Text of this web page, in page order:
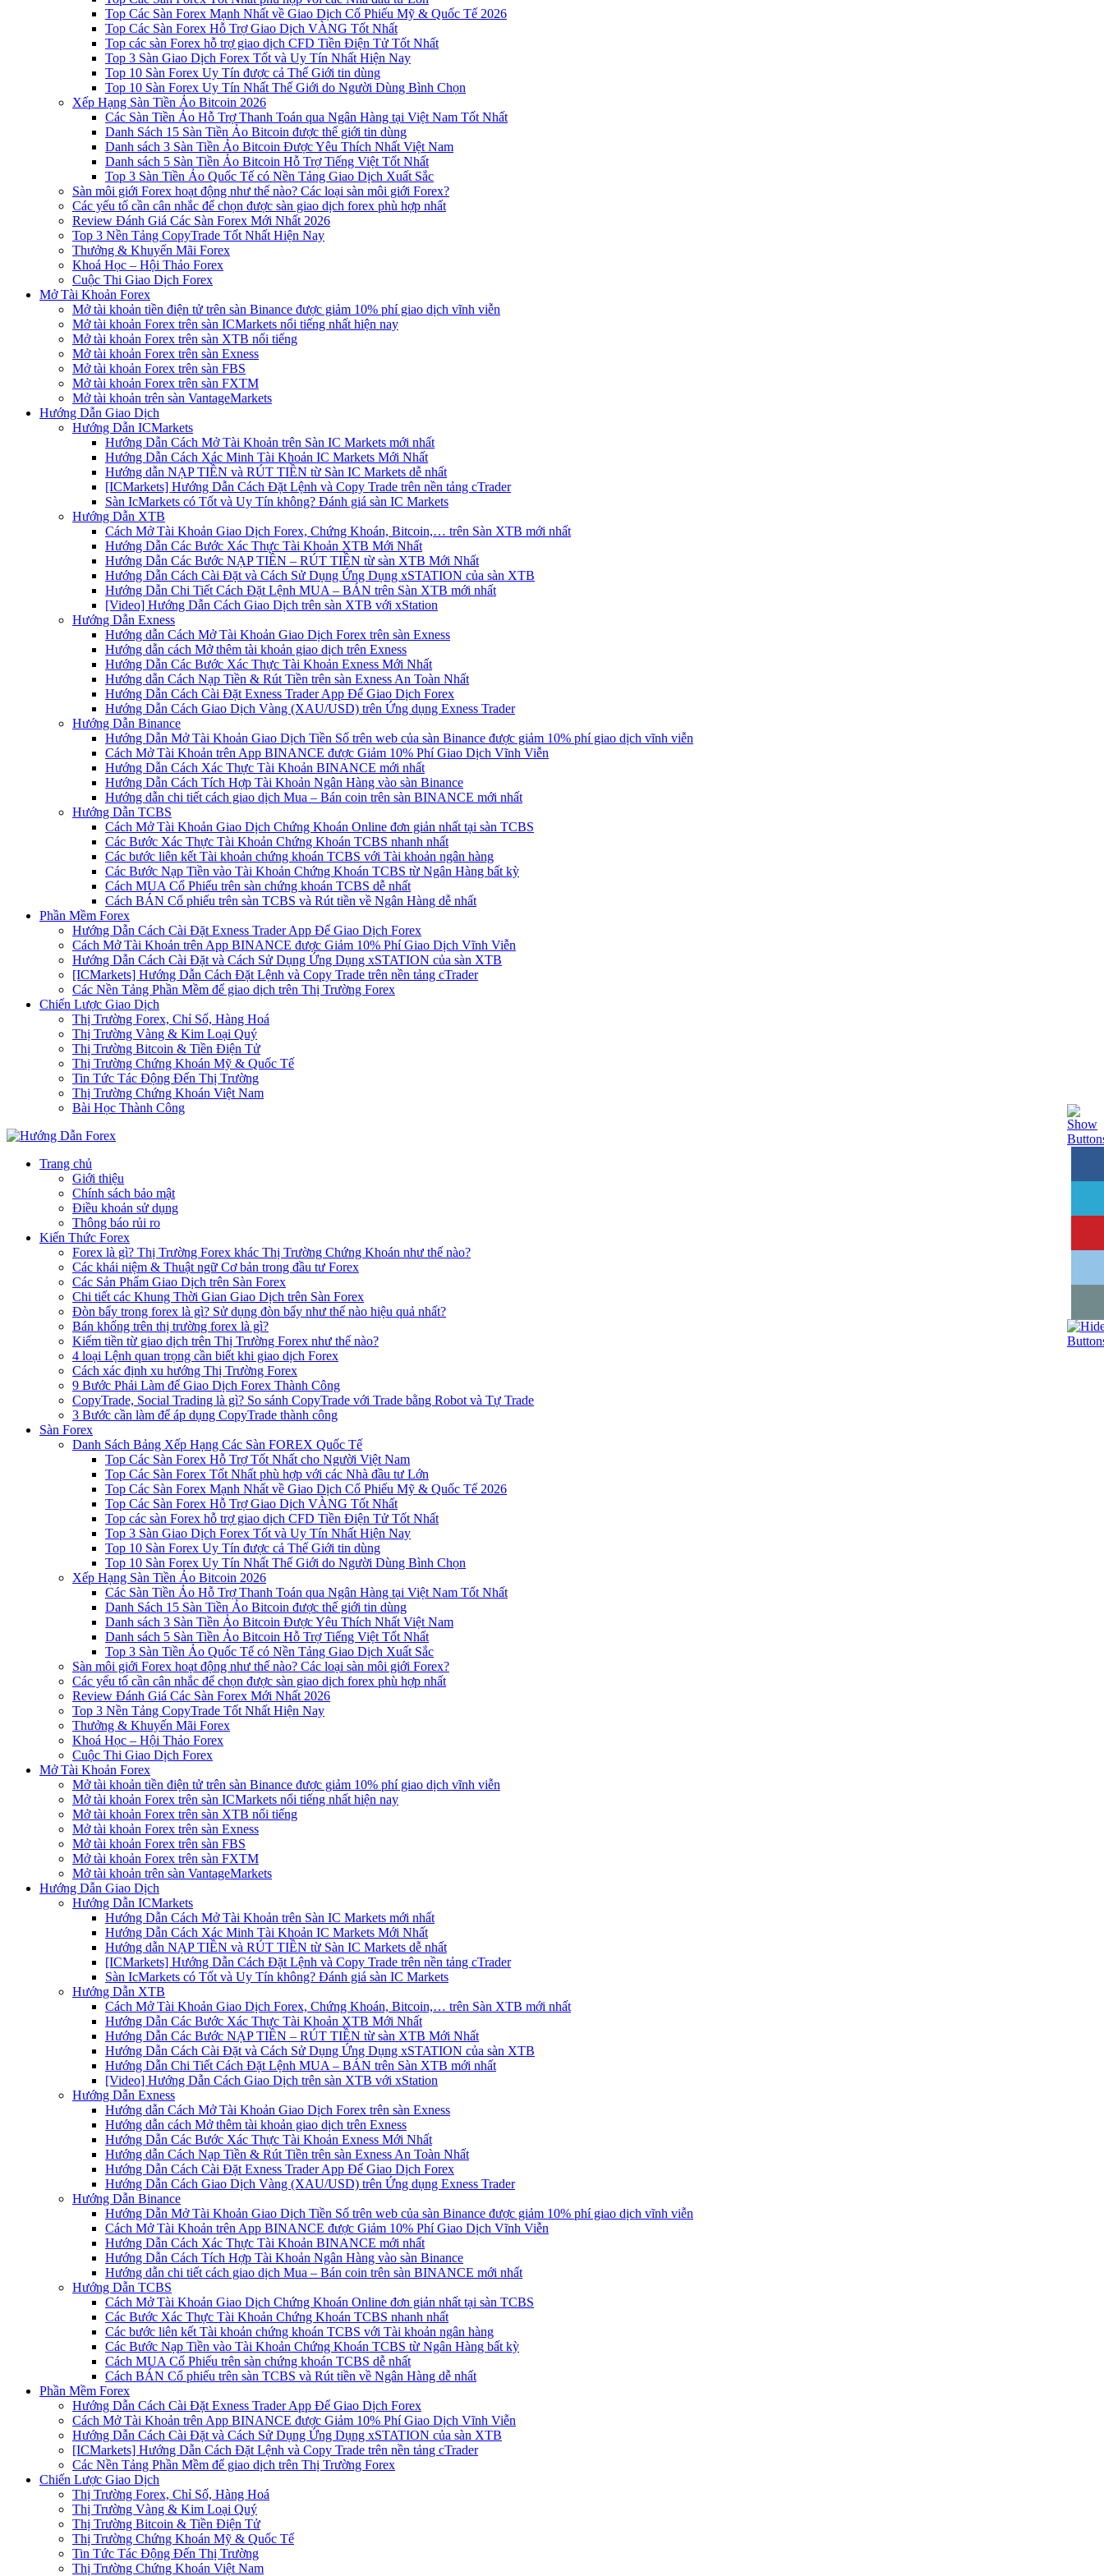
Top Các Sàn Forex Mạnh Nhất về Giao Dịch Cổ Phiếu Mỹ & Quốc Tế 2026
Top Các Sàn Forex Hỗ Trợ Giao Dịch VÀNG Tốt Nhất
Top các sàn Forex hỗ trợ giao dịch CFD Tiền Điện Tử Tốt Nhất
Top 3 Sàn Giao Dịch Forex Tốt và Uy Tín Nhất Hiện Nay
Top 10 Sàn Forex Uy Tín được cả Thế Giới tin dùng
Top 10 Sàn Forex Uy Tín Nhất Thế Giới do Người Dùng Bình Chọn
Xếp Hạng Sàn Tiền Ảo Bitcoin 2026
Các Sàn Tiền Ảo Hỗ Trợ Thanh Toán qua Ngân Hàng tại Việt Nam Tốt Nhất
Danh Sách 15 Sàn Tiền Ảo Bitcoin được thế giới tin dùng
Danh sách 3 Sàn Tiền Ảo Bitcoin Được Yêu Thích Nhất Việt Nam
Danh sách 5 Sàn Tiền Ảo Bitcoin Hỗ Trợ Tiếng Việt Tốt Nhất
Top 3 Sàn Tiền Ảo Quốc Tế có Nền Tảng Giao Dịch Xuất Sắc
Sàn môi giới Forex hoạt động như thế nào? Các loại sàn môi giới Forex?
Các yếu tố cần cân nhắc để chọn được sàn giao dịch forex phù hợp nhất
Review Đánh Giá Các Sàn Forex Mới Nhất 2026
Top 3 Nền Tảng CopyTrade Tốt Nhất Hiện Nay
Thưởng & Khuyến Mãi Forex
Khoá Học – Hội Thảo Forex
Cuộc Thi Giao Dịch Forex
Mở Tài Khoản Forex
Mở tài khoản tiền điện tử trên sàn Binance được giảm 10% phí giao dịch vĩnh viễn
Mở tài khoản Forex trên sàn ICMarkets nổi tiếng nhất hiện nay
Mở tài khoản Forex trên sàn XTB nổi tiếng
Mở tài khoản Forex trên sàn Exness
Mở tài khoản Forex trên sàn FBS
Mở tài khoản Forex trên sàn FXTM
Mở tài khoản trên sàn VantageMarkets
Hướng Dẫn Giao Dịch
Hướng Dẫn ICMarkets
Hướng Dẫn Cách Mở Tài Khoản trên Sàn IC Markets mới nhất
Hướng Dẫn Cách Xác Minh Tài Khoản IC Markets Mới Nhất
Hướng dẫn NẠP TIỀN và RÚT TIỀN từ Sàn IC Markets dễ nhất
[ICMarkets] Hướng Dẫn Cách Đặt Lệnh và Copy Trade trên nền tảng cTrader
Sàn IcMarkets có Tốt và Uy Tín không? Đánh giá sàn IC Markets
Hướng Dẫn XTB
Cách Mở Tài Khoản Giao Dịch Forex, Chứng Khoán, Bitcoin,… trên Sàn XTB mới nhất
Hướng Dẫn Các Bước Xác Thực Tài Khoản XTB Mới Nhất
Hướng Dẫn Các Bước NẠP TIỀN – RÚT TIỀN từ sàn XTB Mới Nhất
Hướng Dẫn Cách Cài Đặt và Cách Sử Dụng Ứng Dụng xSTATION của sàn XTB
Hướng Dẫn Chi Tiết Cách Đặt Lệnh MUA – BÁN trên Sàn XTB mới nhất
[Video] Hướng Dẫn Cách Giao Dịch trên sàn XTB với xStation
Hướng Dẫn Exness
Hướng dẫn Cách Mở Tài Khoản Giao Dịch Forex trên sàn Exness
Hướng dẫn cách Mở thêm tài khoản giao dịch trên Exness
Hướng Dẫn Các Bước Xác Thực Tài Khoản Exness Mới Nhất
Hướng dẫn Cách Nạp Tiền & Rút Tiền trên sàn Exness An Toàn Nhất
Hướng Dẫn Cách Cài Đặt Exness Trader App Để Giao Dịch Forex
Hướng Dẫn Cách Giao Dịch Vàng (XAU/USD) trên Ứng dụng Exness Trader
Hướng Dẫn Binance
Hướng Dẫn Mở Tài Khoản Giao Dịch Tiền Số trên web của sàn Binance được giảm 10% phí giao dịch vĩnh viễn
Cách Mở Tài Khoản trên App BINANCE được Giảm 10% Phí Giao Dịch Vĩnh Viễn
Hướng Dẫn Cách Xác Thực Tài Khoản BINANCE mới nhất
Hướng Dẫn Cách Tích Hợp Tài Khoản Ngân Hàng vào sàn Binance
Hướng dẫn chi tiết cách giao dịch Mua – Bán coin trên sàn BINANCE mới nhất
Hướng Dẫn TCBS
Cách Mở Tài Khoản Giao Dịch Chứng Khoán Online đơn giản nhất tại sàn TCBS
Các Bước Xác Thực Tài Khoản Chứng Khoán TCBS nhanh nhất
Các bước liên kết Tài khoản chứng khoán TCBS với Tài khoản ngân hàng
Các Bước Nạp Tiền vào Tài Khoản Chứng Khoán TCBS từ Ngân Hàng bất kỳ
Cách MUA Cổ Phiếu trên sàn chứng khoán TCBS dễ nhất
Cách BÁN Cổ phiếu trên sàn TCBS và Rút tiền về Ngân Hàng dễ nhất
Phần Mềm Forex
Hướng Dẫn Cách Cài Đặt Exness Trader App Để Giao Dịch Forex
Cách Mở Tài Khoản trên App BINANCE được Giảm 10% Phí Giao Dịch Vĩnh Viễn
Hướng Dẫn Cách Cài Đặt và Cách Sử Dụng Ứng Dụng xSTATION của sàn XTB
[ICMarkets] Hướng Dẫn Cách Đặt Lệnh và Copy Trade trên nền tảng cTrader
Các Nền Tảng Phần Mềm để giao dịch trên Thị Trường Forex
Chiến Lược Giao Dịch
Thị Trường Forex, Chỉ Số, Hàng Hoá
Thị Trường Vàng & Kim Loại Quý
Thị Trường Bitcoin & Tiền Điện Tử
Thị Trường Chứng Khoán Mỹ & Quốc Tế
Tin Tức Tác Động Đến Thị Trường
Thị Trường Chứng Khoán Việt Nam
Bài Học Thành Công
Trang chủ
Giới thiệu
Chính sách bảo mật
Điều khoản sử dụng
Thông báo rủi ro
Kiến Thức Forex
Forex là gì? Thị Trường Forex khác Thị Trường Chứng Khoán như thế nào?
Các khái niệm & Thuật ngữ Cơ bản trong đầu tư Forex
Các Sản Phẩm Giao Dịch trên Sàn Forex
Chi tiết các Khung Thời Gian Giao Dịch trên Sàn Forex
Đòn bẩy trong forex là gì? Sử dụng đòn bẩy như thế nào hiệu quả nhất?
Bán khống trên thị trường forex là gì?
Kiếm tiền từ giao dịch trên Thị Trường Forex như thế nào?
4 loại Lệnh quan trọng cần biết khi giao dịch Forex
Cách xác định xu hướng Thị Trường Forex
9 Bước Phải Làm để Giao Dịch Forex Thành Công
CopyTrade, Social Trading là gì? So sánh CopyTrade với Trade bằng Robot và Tự Trade
3 Bước cần làm để áp dụng CopyTrade thành công
Sàn Forex
Danh Sách Bảng Xếp Hạng Các Sàn FOREX Quốc Tế
Top Các Sàn Forex Hỗ Trợ Tốt Nhất cho Người Việt Nam
Top Các Sàn Forex Tốt Nhất phù hợp với các Nhà đầu tư Lớn
Top Các Sàn Forex Mạnh Nhất về Giao Dịch Cổ Phiếu Mỹ & Quốc Tế 2026
Top Các Sàn Forex Hỗ Trợ Giao Dịch VÀNG Tốt Nhất
Top các sàn Forex hỗ trợ giao dịch CFD Tiền Điện Tử Tốt Nhất
Top 3 Sàn Giao Dịch Forex Tốt và Uy Tín Nhất Hiện Nay
Top 10 Sàn Forex Uy Tín được cả Thế Giới tin dùng
Top 10 Sàn Forex Uy Tín Nhất Thế Giới do Người Dùng Bình Chọn
Xếp Hạng Sàn Tiền Ảo Bitcoin 2026
Các Sàn Tiền Ảo Hỗ Trợ Thanh Toán qua Ngân Hàng tại Việt Nam Tốt Nhất
Danh Sách 15 Sàn Tiền Ảo Bitcoin được thế giới tin dùng
Danh sách 3 Sàn Tiền Ảo Bitcoin Được Yêu Thích Nhất Việt Nam
Danh sách 5 Sàn Tiền Ảo Bitcoin Hỗ Trợ Tiếng Việt Tốt Nhất
Top 3 Sàn Tiền Ảo Quốc Tế có Nền Tảng Giao Dịch Xuất Sắc
Sàn môi giới Forex hoạt động như thế nào? Các loại sàn môi giới Forex?
Các yếu tố cần cân nhắc để chọn được sàn giao dịch forex phù hợp nhất
Review Đánh Giá Các Sàn Forex Mới Nhất 2026
Top 3 Nền Tảng CopyTrade Tốt Nhất Hiện Nay
Thưởng & Khuyến Mãi Forex
Khoá Học – Hội Thảo Forex
Cuộc Thi Giao Dịch Forex
Mở Tài Khoản Forex
Mở tài khoản tiền điện tử trên sàn Binance được giảm 10% phí giao dịch vĩnh viễn
Mở tài khoản Forex trên sàn ICMarkets nổi tiếng nhất hiện nay
Mở tài khoản Forex trên sàn XTB nổi tiếng
Mở tài khoản Forex trên sàn Exness
Mở tài khoản Forex trên sàn FBS
Mở tài khoản Forex trên sàn FXTM
Mở tài khoản trên sàn VantageMarkets
Hướng Dẫn Giao Dịch
Hướng Dẫn ICMarkets
Hướng Dẫn Cách Mở Tài Khoản trên Sàn IC Markets mới nhất
Hướng Dẫn Cách Xác Minh Tài Khoản IC Markets Mới Nhất
Hướng dẫn NẠP TIỀN và RÚT TIỀN từ Sàn IC Markets dễ nhất
[ICMarkets] Hướng Dẫn Cách Đặt Lệnh và Copy Trade trên nền tảng cTrader
Sàn IcMarkets có Tốt và Uy Tín không? Đánh giá sàn IC Markets
Hướng Dẫn XTB
Cách Mở Tài Khoản Giao Dịch Forex, Chứng Khoán, Bitcoin,… trên Sàn XTB mới nhất
Hướng Dẫn Các Bước Xác Thực Tài Khoản XTB Mới Nhất
Hướng Dẫn Các Bước NẠP TIỀN – RÚT TIỀN từ sàn XTB Mới Nhất
Hướng Dẫn Cách Cài Đặt và Cách Sử Dụng Ứng Dụng xSTATION của sàn XTB
Hướng Dẫn Chi Tiết Cách Đặt Lệnh MUA – BÁN trên Sàn XTB mới nhất
[Video] Hướng Dẫn Cách Giao Dịch trên sàn XTB với xStation
Hướng Dẫn Exness
Hướng dẫn Cách Mở Tài Khoản Giao Dịch Forex trên sàn Exness
Hướng dẫn cách Mở thêm tài khoản giao dịch trên Exness
Hướng Dẫn Các Bước Xác Thực Tài Khoản Exness Mới Nhất
Hướng dẫn Cách Nạp Tiền & Rút Tiền trên sàn Exness An Toàn Nhất
Hướng Dẫn Cách Cài Đặt Exness Trader App Để Giao Dịch Forex
Hướng Dẫn Cách Giao Dịch Vàng (XAU/USD) trên Ứng dụng Exness Trader
Hướng Dẫn Binance
Hướng Dẫn Mở Tài Khoản Giao Dịch Tiền Số trên web của sàn Binance được giảm 10% phí giao dịch vĩnh viễn
Cách Mở Tài Khoản trên App BINANCE được Giảm 10% Phí Giao Dịch Vĩnh Viễn
Hướng Dẫn Cách Xác Thực Tài Khoản BINANCE mới nhất
Hướng Dẫn Cách Tích Hợp Tài Khoản Ngân Hàng vào sàn Binance
Hướng dẫn chi tiết cách giao dịch Mua – Bán coin trên sàn BINANCE mới nhất
Hướng Dẫn TCBS
Cách Mở Tài Khoản Giao Dịch Chứng Khoán Online đơn giản nhất tại sàn TCBS
Các Bước Xác Thực Tài Khoản Chứng Khoán TCBS nhanh nhất
Các bước liên kết Tài khoản chứng khoán TCBS với Tài khoản ngân hàng
Các Bước Nạp Tiền vào Tài Khoản Chứng Khoán TCBS từ Ngân Hàng bất kỳ
Cách MUA Cổ Phiếu trên sàn chứng khoán TCBS dễ nhất
Cách BÁN Cổ phiếu trên sàn TCBS và Rút tiền về Ngân Hàng dễ nhất
Phần Mềm Forex
Hướng Dẫn Cách Cài Đặt Exness Trader App Để Giao Dịch Forex
Cách Mở Tài Khoản trên App BINANCE được Giảm 10% Phí Giao Dịch Vĩnh Viễn
Hướng Dẫn Cách Cài Đặt và Cách Sử Dụng Ứng Dụng xSTATION của sàn XTB
[ICMarkets] Hướng Dẫn Cách Đặt Lệnh và Copy Trade trên nền tảng cTrader
Các Nền Tảng Phần Mềm để giao dịch trên Thị Trường Forex
Chiến Lược Giao Dịch
Thị Trường Forex, Chỉ Số, Hàng Hoá
Thị Trường Vàng & Kim Loại Quý
Thị Trường Bitcoin & Tiền Điện Tử
Thị Trường Chứng Khoán Mỹ & Quốc Tế
Tin Tức Tác Động Đến Thị Trường
Thị Trường Chứng Khoán Việt Nam